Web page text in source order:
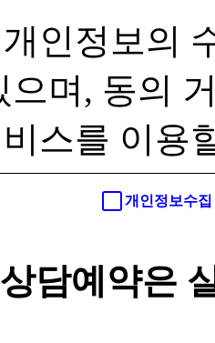
인정보의
으며, 동의
스를 이용
개인정보수
담예약은